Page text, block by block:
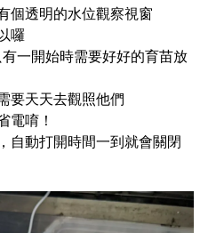
個透明的水位觀察視窗
囉
一開始時需要好好的育苗放
要天天去觀照他們
電唷！
自動打開時間一到就會關閉